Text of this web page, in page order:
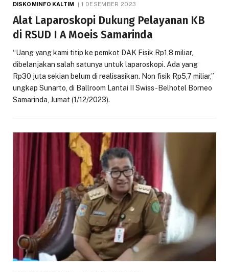
DISKOMINFO KALTIM 1 DESEMBER 2023
Alat Laparoskopi Dukung Pelayanan KB
di RSUD I A Moeis Samarinda
“Uang yang kami titip ke pemkot DAK Fisik Rp1,8 miliar,
dibelanjakan salah satunya untuk laparoskopi. Ada yang
Rp30 juta sekian belum di realisasikan. Non fisik Rp5,7 miliar,”
ungkap Sunarto, di Ballroom Lantai II Swiss-Belhotel Borneo
Samarinda, Jumat (1/12/2023).